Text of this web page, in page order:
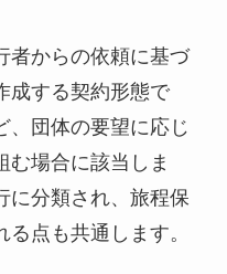
者からの依頼に基づ
成する契約形態で
、団体の要望に応じ
む場合に該当しま
に分類され、旅程保
点も共通します。